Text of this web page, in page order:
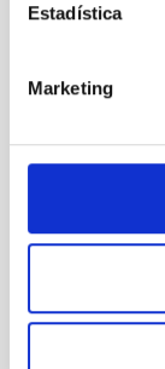
Estadística
Marketing
Agosto 2022
Abril 2022
Febrero 2022
Noviembre 2021
Agosto 2021(6)
Junio 2021(4)
Mayo 2021(2)